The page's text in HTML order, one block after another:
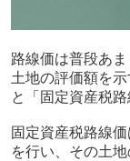
路線価は普段あ
土地の評価額を
と「固定資産税
固定資産税路線
を行い、その土